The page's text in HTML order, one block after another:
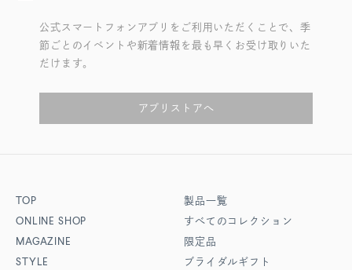
公式スマートフォンアプリをご利用いただくことで、季
節ごとのイベントや新着情報を最も早くお受け取りいた
だけます。
アプリストアへ
TOP
ONLINE SHOP
MAGAZINE
STYLE
製品一覧
すべてのコレクション
限定品
ブライダルギフト